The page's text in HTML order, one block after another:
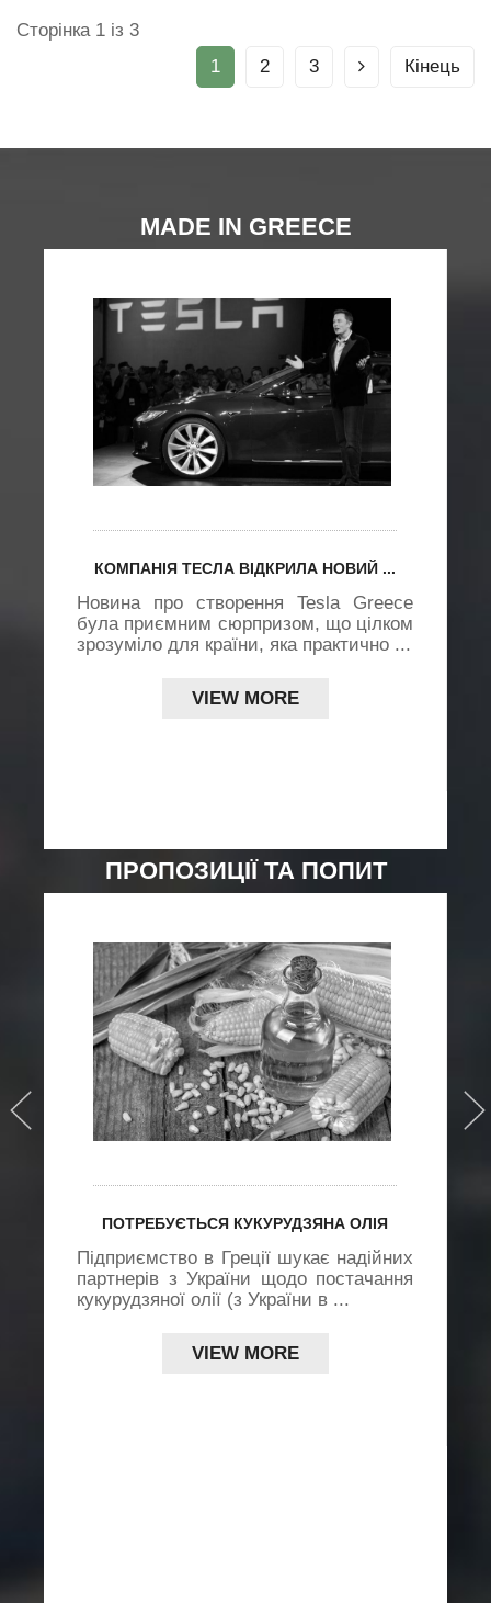
Сторінка 1 із 3
1
2 3 Кінець
MADE IN GREECE
КОМПАНІЯ ТЕСЛА ВІДКРИЛА НОВИЙ ...
Новина про створення Tesla Greece
була приємним сюрпризом, що цілком
зрозуміло для країни, яка практично ...
VIEW MORE
ПРОПОЗИЦІЇ ТА ПОПИТ
ПОТРЕБУЄТЬСЯ КУКУРУДЗЯНА ОЛІЯ
Підприємство в Греції шукає надійних
партнерів з України щодо постачання
кукурудзяної олії (з України в ...
VIEW MORE